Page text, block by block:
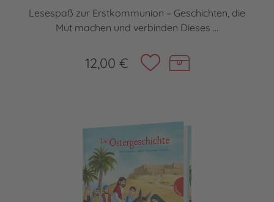
Lesespaß zur Erstkommunion – Geschichten, die
Mut machen und verbinden Dieses ...
12,00 €